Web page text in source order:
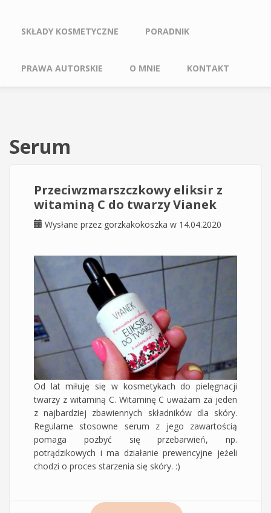
SKŁADY KOSMETYCZNE PORADNIK
PRAWA AUTORSKIE O MNIE KONTAKT
Serum
Przeciwzmarszczkowy eliksir z
witaminą C do twarzy Vianek
Wysłane przez gorzkakokoszka w 14.04.2020
Od lat miłuję się w kosmetykach do pielęgnacji
twarzy z witaminą C. Witaminę C uważam za jeden
z najbardziej zbawiennych składników dla skóry.
Regularne stosowne serum z jego zawartością
pomaga pozbyć się przebarwień, np.
potrądzikowych i ma działanie prewencyjne jeżeli
chodzi o proces starzenia się skóry. :)